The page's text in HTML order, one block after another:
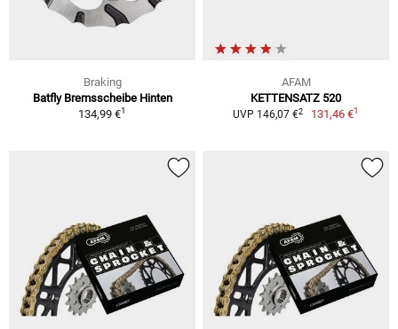
Braking
Batfly Bremsscheibe Hinten
134,99 €1
AFAM
KETTENSATZ 520
UVP 146,07 €2 131,46 €1